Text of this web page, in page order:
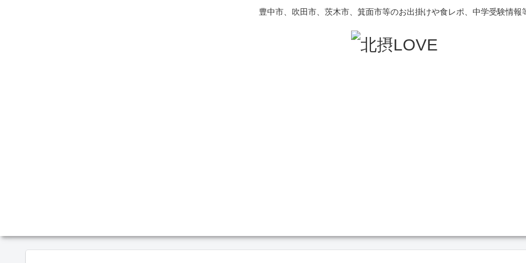
豊中市、吹田市、茨木市、箕面市等のお出掛けや食レポ、中学受験情報